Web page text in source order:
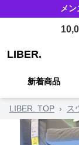
メ
LIBER.
新着商品
LIBER. TOP › ス